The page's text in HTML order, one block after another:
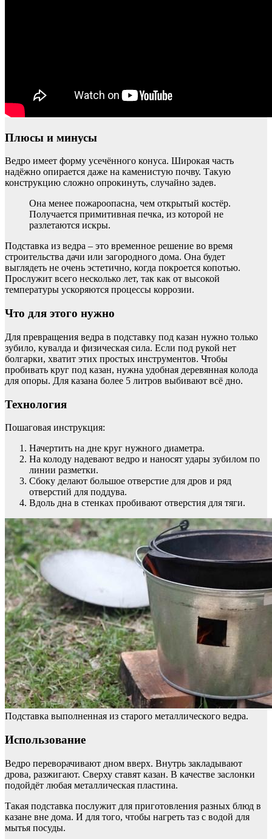
Плюсы и минусы
Ведро имеет форму усечённого конуса. Широкая часть
надёжно опирается даже на каменистую почву. Такую
конструкцию сложно опрокинуть, случайно задев.
Она менее пожароопасна, чем открытый костёр.
Получается примитивная печка, из которой не
разлетаются искры.
Подставка из ведра – это временное решение во время
строительства дачи или загородного дома. Она будет
выглядеть не очень эстетично, когда покроется копотью.
Прослужит всего несколько лет, так как от высокой
температуры ускоряются процессы коррозии.
Что для этого нужно
Для превращения ведра в подставку под казан нужно только
зубило, кувалда и физическая сила. Если под рукой нет
болгарки, хватит этих простых инструментов. Чтобы
пробивать круг под казан, нужна удобная деревянная колода
для опоры. Для казана более 5 литров выбивают всё дно.
Технология
Пошаговая инструкция:
Начертить на дне круг нужного диаметра.
На колоду надевают ведро и наносят удары зубилом по
линии разметки.
Сбоку делают большое отверстие для дров и ряд
отверстий для поддува.
Вдоль дна в стенках пробивают отверстия для тяги.
Подставка выполненная из старого металлического ведра.
Использование
Ведро переворачивают дном вверх. Внутрь закладывают
дрова, разжигают. Сверху ставят казан. В качестве заслонки
подойдёт любая металлическая пластина.
Такая подставка послужит для приготовления разных блюд в
казане вне дома. И для того, чтобы нагреть таз с водой для
мытья посуды.